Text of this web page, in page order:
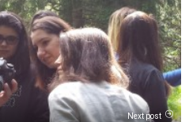
Next post